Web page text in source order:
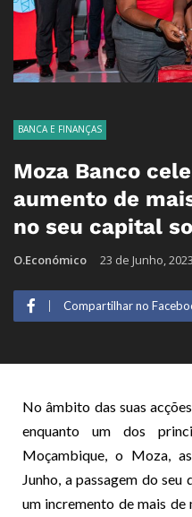
BANCA E FINANÇAS
Moza Banco
aumento de
no seu capital
O.Económico 23 de Junho, 2023
Compartilhar no
No âmbito das suas
enquanto um dos
Moçambique, o Moza,
Junho, a passagem do
um incremento de mais